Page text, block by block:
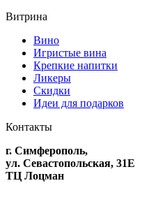
Витрина
Вино
Игристые вина
Крепкие напитки
Ликеры
Скидки
Идеи для подарков
Контакты
г. Симферополь,
ул. Севастопольская, 31Е
ТЦ Лоцман